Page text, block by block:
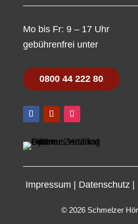
Mo bis Fr: 9 – 17 Uhr
gebührenfrei unter
0800 44 222 80
Impressum | Datenschutz |
© 2026 Schmelzer